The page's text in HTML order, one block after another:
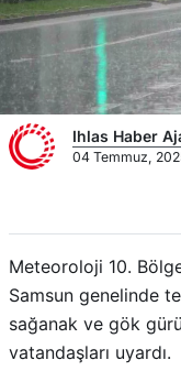
Ihlas Haber
04 Temmuz,
Meteoroloji 10.
Samsun genelinde
sağanak ve gök
vatandaşları uyardı.